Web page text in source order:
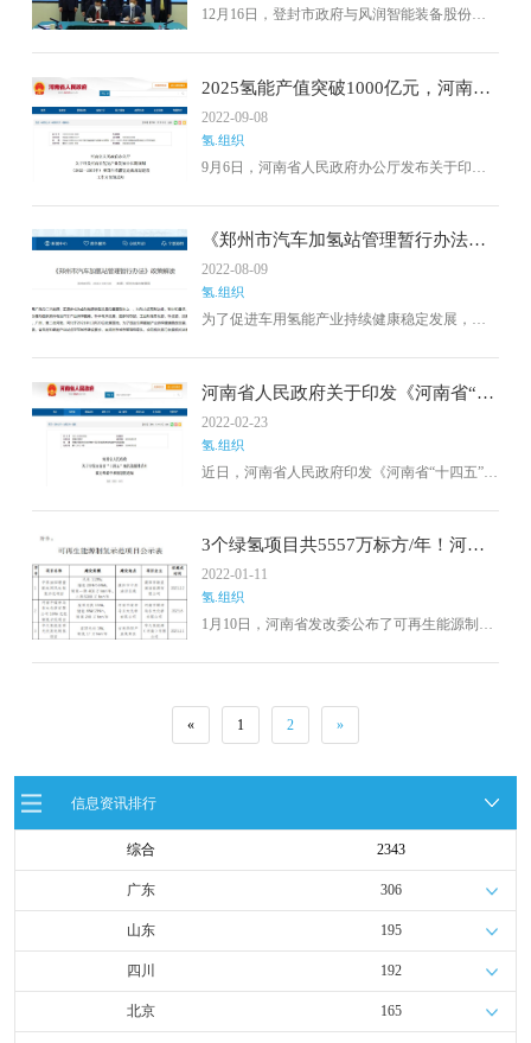
产业基础等多个方面都拥有独特的资源优势和
12月16日，登封市政府与风润智能装备股份有
聚力氢能设备登封生产制造项目。据了解，本
次签约项目是风润智能装备股份有限公司与中
氢聚力（河南）能源科技有限公司、登封市国
有企业新登集团在中部地区布局的首个氢能源
产业项目，总投资2亿元，拟选址于登封市先进
制造业开发区，项目共两期建设，一期投资
储氢瓶，二期投资建设制氢生产线。
2025氢能产值突破1000亿元，河南省
氢能产业发展中长期规划（2022—
2035年）正式印发
2022-09-08
氢.组织
9月6日，河南省人民政府办公厅发布关于印发
年）和郑汴洛濮氢走廊规划建设工作方案的通
知，其中河南省氢能产业发展中长期规划
（2022—2035年）原文如下
《郑州市汽车加氢站管理暂行办法》
政策解读
2022-08-09
氢.组织
为了促进车用氢能产业持续健康稳定发展，规
障氢燃料车辆的安全稳定运行，按照省委、省
政府和氢能产业试点示范城市建设要求，由郑
州市城市管理局牵头，会同相关部门依据相关
法律法规和技术标准，借鉴国内其它城市经
验，结合我市实际，起草了《郑州市汽车加氢
站管理暂行办法》（以下简称《办法》）。
河南省人民政府关于印发《河南省“十
四五”现代能源体系和碳达峰碳中和规
划》的通知
2022-02-23
氢.组织
近日，河南省人民政府印发《河南省“十四五”现
到氢能相关内容：着力推进氢能发展。加强能
源低碳转型政策保障。完善绿色电力证书交易
机制，加强与电力市场、碳市场衔接。推动健
全绿色金融政策体系，引导和激励金融机构以
市场化的方式支持新能源、储能、氢能、CCUS
等绿色低碳技术应用。
3个绿氢项目共5557万标方/年！河南
省可再生能源制氢示范项目公示
2022-01-11
氢.组织
1月10日，河南省发改委公布了可再生能源制氢
制氢示范项目，建设规模为制氢一期408万Nm3/
学有限公司16MW光伏制氢示范项目建设规模为
制氢240万Nm3/年；华久氢能屋顶光伏发电制氢
单位或个人可对公示内容提出书面异议。
« 1 2 »
信息资讯排行
综合 2343
广东 306
山东 195
四川 192
北京 165